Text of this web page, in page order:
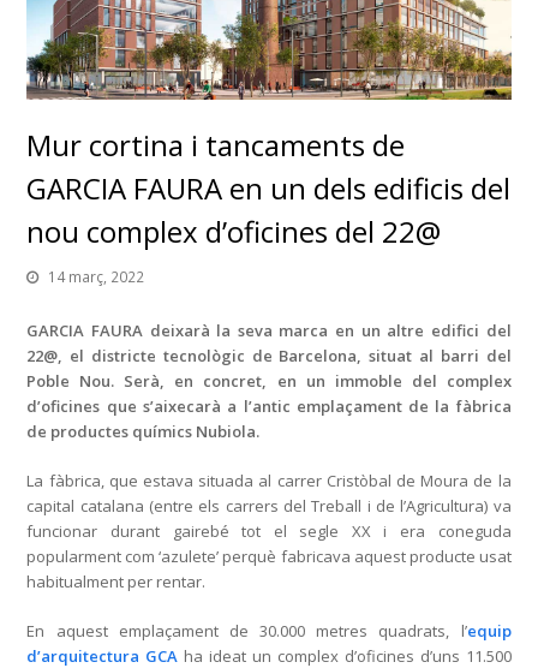
Mur cortina i tancaments de
GARCIA FAURA en un dels edificis del
nou complex d’oficines del 22@
14 març, 2022
GARCIA FAURA deixarà la seva marca en un altre edifici del
22@, el districte tecnològic de Barcelona, situat al barri del
Poble Nou. Serà, en concret, en un immoble del complex
d’oficines que s’aixecarà a l’antic emplaçament de la fàbrica
de productes químics Nubiola.
La fàbrica, que estava situada al carrer Cristòbal de Moura de la
capital catalana (entre els carrers del Treball i de l’Agricultura) va
funcionar durant gairebé tot el segle XX i era coneguda
popularment com ‘azulete’ perquè fabricava aquest producte usat
habitualment per rentar.
En aquest emplaçament de 30.000 metres quadrats, l’equip
d’arquitectura GCA ha ideat un complex d’oficines d’uns 11.500